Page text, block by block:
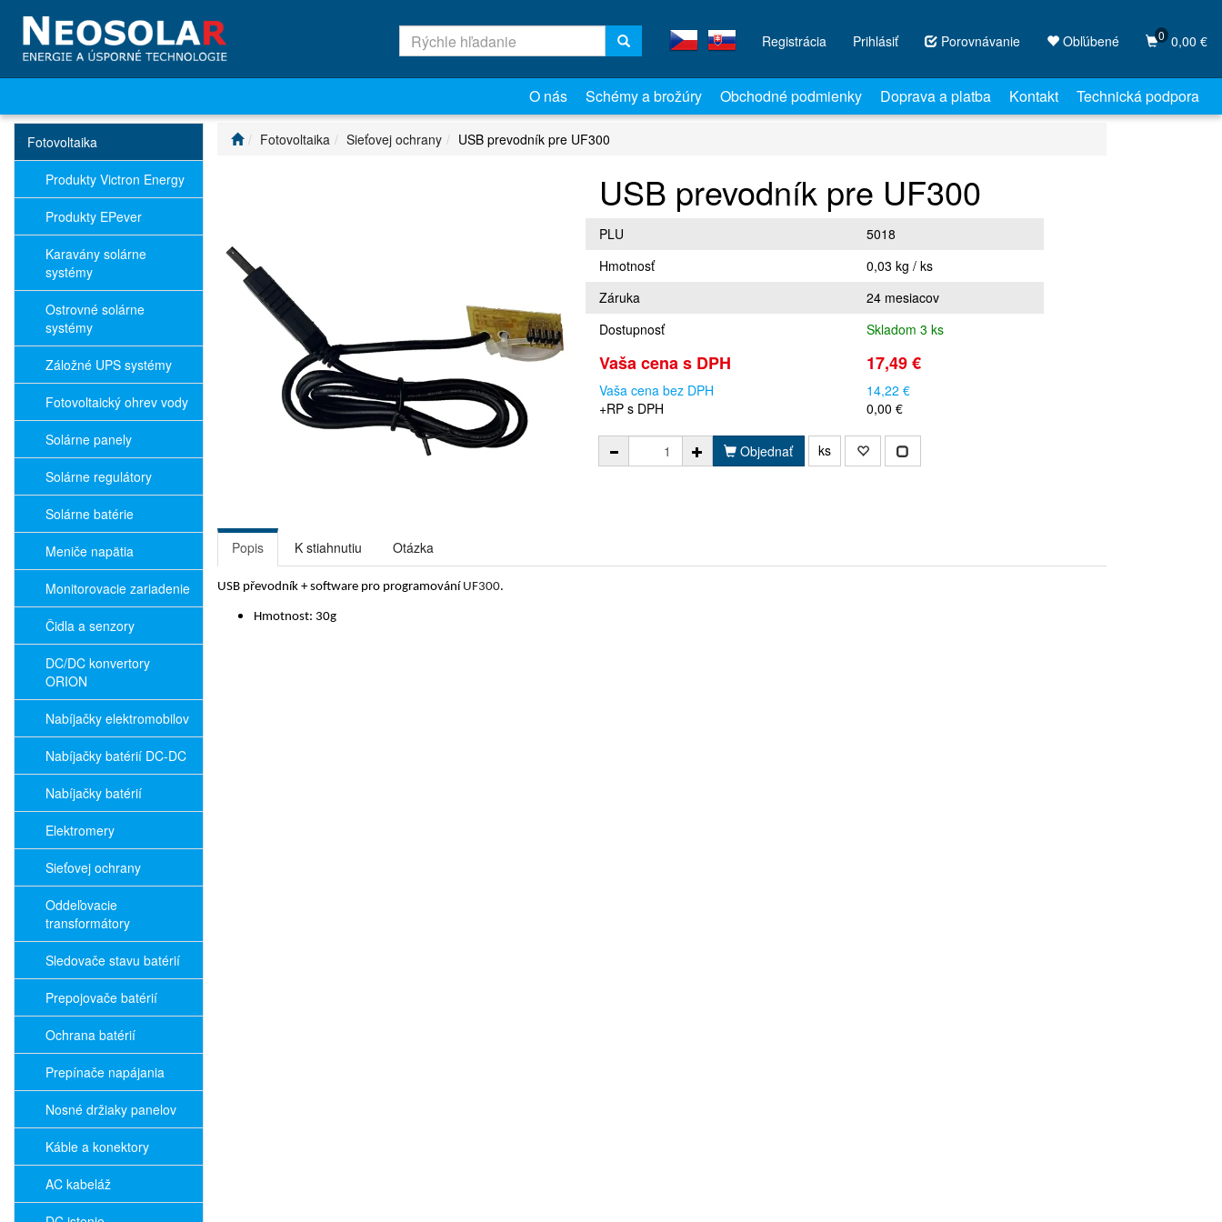
Porovnávanie Obľúbené 0 0,00 €
Registrácia Prihlásiť
O nás Schémy a brožúry Obchodné podmienky Doprava a platba Kontakt Technická podpora
Fotovoltaika
Produkty Victron Energy
Produkty EPever
Karavány solárne
systémy
Ostrovné solárne
systémy
Záložné UPS systémy
Fotovoltaický ohrev vody
Solárne panely
Solárne regulátory
Solárne batérie
Meniče napätia
Monitorovacie zariadenie
Čidla a senzory
DC/DC konvertory
ORION
Nabíjačky elektromobilov
Nabíjačky batérií DC-DC
Nabíjačky batérií
Elektromery
Sieťovej ochrany
Oddeľovacie
transformátory
Sledovače stavu batérií
Prepojovače batérií
Ochrana batérií
Prepínače napájania
Nosné držiaky panelov
Káble a konektory
AC kabeláž
Fotovoltaika Sieťovej ochrany USB prevodník pre UF300
USB prevodník pre UF300
PLU
5018
Hmotnosť
0,03 kg / ks
Záruka
24 mesiacov
Dostupnosť
Skladom 3 ks
Vaša cena s DPH 17,49 €
Vaša cena bez DPH
14,22 €
+RP s DPH
0,00 €
Objednať ks
Popis K stiahnutiu Otázka
USB převodník + software pro programování UF300.
Hmotnost: 30g